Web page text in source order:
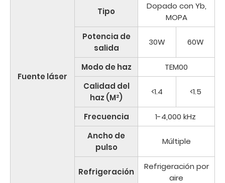
Fuente láser
Tipo
Dopado con Yb,
MOPA
Potencia de
salida
30W 60W
Modo de haz
TEM00
Calidad del
haz (M²)
<1.4 <1.5
Frecuencia
1-4,000 kHz
Ancho de
pulso
Múltiple
Refrigeración
Refrigeración por
aire